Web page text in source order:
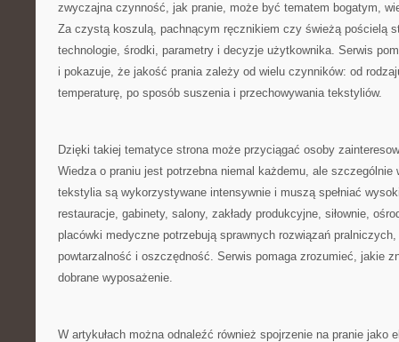
zwyczajna czynność, jak pranie, może być tematem bogatym,
Za czystą koszulą, pachnącym ręcznikiem czy świeżą pościelą
technologie, środki, parametry i decyzje użytkownika. Serwis
i pokazuje, że jakość prania zależy od wielu czynników: od
temperaturę, po sposób suszenia i przechowywania tekstyliów.
Dzięki takiej tematyce strona może przyciągać osoby
Wiedza o praniu jest potrzebna niemal każdemu, ale
tekstylia są wykorzystywane intensywnie i muszą spełniać
restauracje, gabinety, salony, zakłady produkcyjne, siłownie,
placówki medyczne potrzebują sprawnych rozwiązań
powtarzalność i oszczędność. Serwis pomaga zrozumieć, jakie
dobrane wyposażenie.
W artykułach można odnaleźć również spojrzenie na pranie jako